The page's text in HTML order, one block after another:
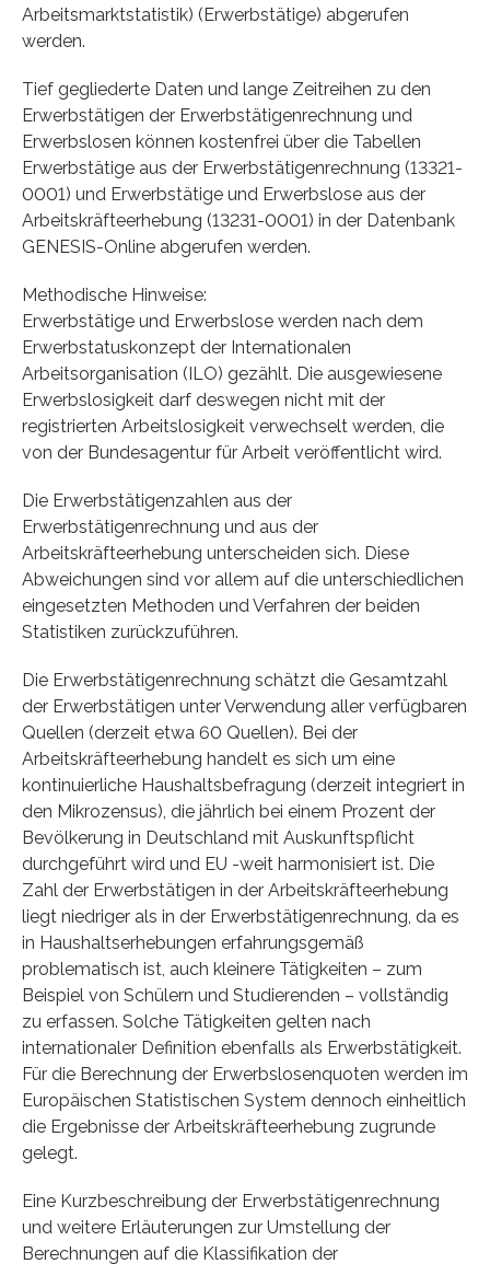
Arbeitsmarktstatistik) (Erwerbstätige) abgerufen
werden.
Tief gegliederte Daten und lange Zeitreihen zu den
Erwerbstätigen der Erwerbstätigenrechnung und
Erwerbslosen können kostenfrei über die Tabellen
Erwerbstätige aus der Erwerbstätigenrechnung (13321-
0001) und Erwerbstätige und Erwerbslose aus der
Arbeitskräfteerhebung (13231-0001) in der Datenbank
GENESIS-Online abgerufen werden.
Methodische Hinweise:
Erwerbstätige und Erwerbslose werden nach dem
Erwerbstatuskonzept der Internationalen
Arbeitsorganisation (ILO) gezählt. Die ausgewiesene
Erwerbslosigkeit darf deswegen nicht mit der
registrierten Arbeitslosigkeit verwechselt werden, die
von der Bundesagentur für Arbeit veröffentlicht wird.
Die Erwerbstätigenzahlen aus der
Erwerbstätigenrechnung und aus der
Arbeitskräfteerhebung unterscheiden sich. Diese
Abweichungen sind vor allem auf die unterschiedlichen
eingesetzten Methoden und Verfahren der beiden
Statistiken zurückzuführen.
Die Erwerbstätigenrechnung schätzt die Gesamtzahl
der Erwerbstätigen unter Verwendung aller verfügbaren
Quellen (derzeit etwa 60 Quellen). Bei der
Arbeitskräfteerhebung handelt es sich um eine
kontinuierliche Haushaltsbefragung (derzeit integriert in
den Mikrozensus), die jährlich bei einem Prozent der
Bevölkerung in Deutschland mit Auskunftspflicht
durchgeführt wird und EU -weit harmonisiert ist. Die
Zahl der Erwerbstätigen in der Arbeitskräfteerhebung
liegt niedriger als in der Erwerbstätigenrechnung, da es
in Haushaltserhebungen erfahrungsgemäß
problematisch ist, auch kleinere Tätigkeiten – zum
Beispiel von Schülern und Studierenden – vollständig
zu erfassen. Solche Tätigkeiten gelten nach
internationaler Definition ebenfalls als Erwerbstätigkeit.
Für die Berechnung der Erwerbslosenquoten werden im
Europäischen Statistischen System dennoch einheitlich
die Ergebnisse der Arbeitskräfteerhebung zugrunde
gelegt.
Eine Kurzbeschreibung der Erwerbstätigenrechnung
und weitere Erläuterungen zur Umstellung der
Berechnungen auf die Klassifikation der